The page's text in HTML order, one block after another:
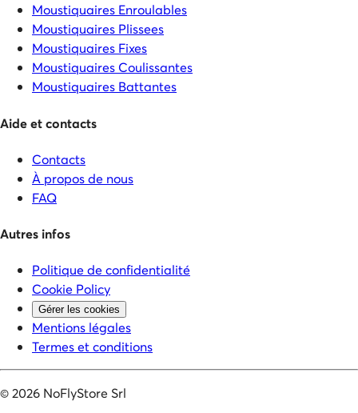
Moustiquaires Enroulables
Moustiquaires Plissees
Moustiquaires Fixes
Moustiquaires Coulissantes
Moustiquaires Battantes
Aide et contacts
Contacts
À propos de nous
FAQ
Autres infos
Politique de confidentialité
Cookie Policy
Gérer les cookies
Mentions légales
Termes et conditions
©2026 NoFlyStore Srl